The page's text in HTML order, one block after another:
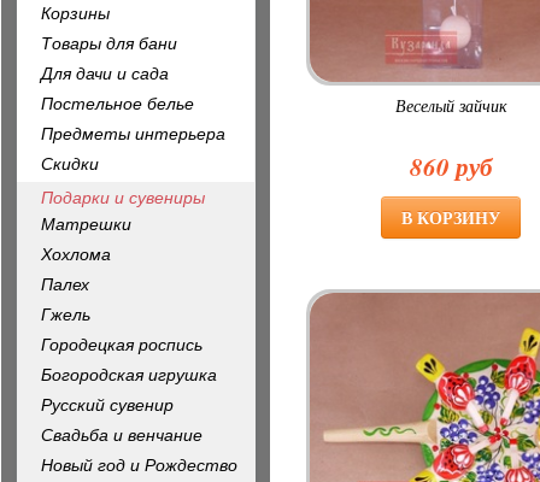
Веселый зайчик
860 руб
Корзины
Товары для бани
Для дачи и сада
Постельное белье
Предметы интерьера
Скидки
Подарки и сувениры
Матрешки
Хохлома
Палех
Гжель
Городецкая роспись
Богородская игрушка
Русский сувенир
Свадьба и венчание
Новый год и Рождество